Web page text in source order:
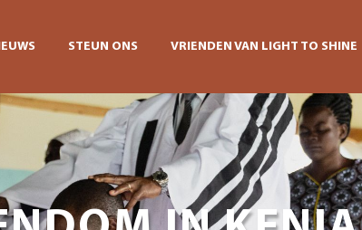
STEUN ONS VRIENDEN VAN LIGHT TO SHINE